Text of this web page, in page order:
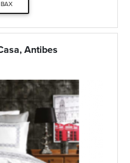
Antibes